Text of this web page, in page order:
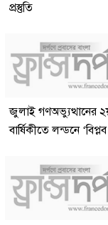
প্রস্তুতি
জুলাই গণঅভ্যুত্থানের
বার্ষিকীতে লন্ডনে